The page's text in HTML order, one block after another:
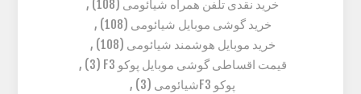
خرید نقدی تلفن همراه شیائومی (108)
,
خرید گوشی موبایل شیائومی (108)
,
خرید موبایل هوشمند شیائومی (108)
,
قیمت اقساطی گوشی موبایل پوکو F3
(3)
,
پوکو F3شیائومی
(3)
,